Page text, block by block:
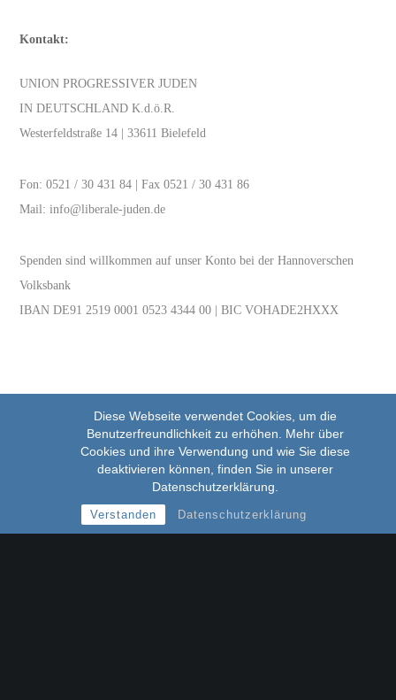
Diese Webseite verwendet Cookies, um die
Benutzerfreundlichkeit zu erhöhen. Mehr über
Cookies und ihre Verwendung und wie Sie diese
deaktivieren können, finden Sie in unserer
Datenschutzerklärung.
Verstanden Datenschutzerklärung
Kontakt:
UNION PROGRESSIVER JUDEN
IN DEUTSCHLAND K.d.ö.R.
Westerfeldstraße 14 | 33611 Bielefeld
Fon:0521 / 30 431 84 | Fax 0521 / 30 431 86
Mail:info@liberale-juden.de
Spenden sind willkommen auf unser Konto bei der Hannoverschen
Volksbank
IBAN DE91 2519 0001 0523 4344 00 | BIC VOHADE2HXXX
Unser Netzwerk